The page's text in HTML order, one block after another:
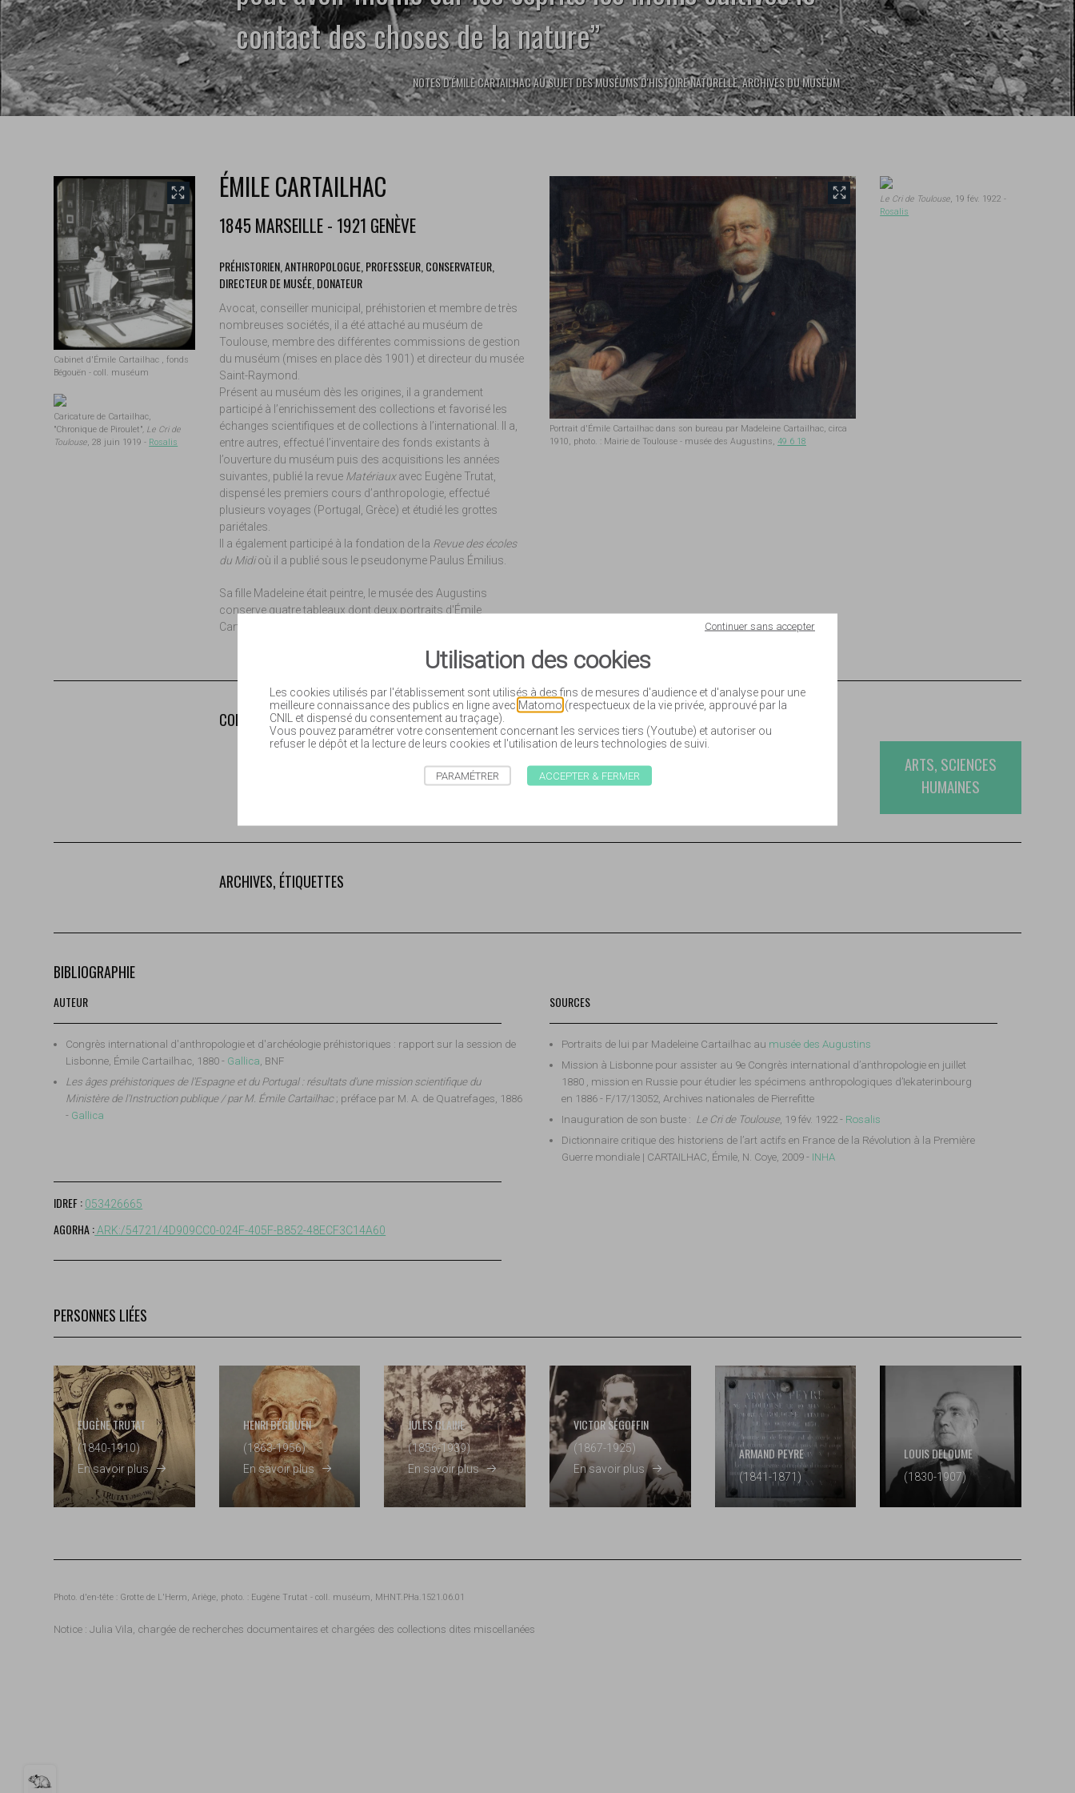
contact des choses de la nature’’
NOTES D'ÉMILE CARTAILHAC AU SUJET DES MUSÉUMS D'HISTOIRE NATURELLE, ARCHIVES DU MUSÉUM
front.tobii.full_size
Cabinet d'Émile Cartailhac , fonds
Bégouën - coll. muséum
Caricature de Cartailhac,
"Chronique de Piroulet", Le Cri de
Toulouse, 28 juin 1919 - Rosalis
ÉMILE CARTAILHAC
1845 MARSEILLE - 1921 GENÈVE
PRÉHISTORIEN, ANTHROPOLOGUE, PROFESSEUR, CONSERVATEUR,
DIRECTEUR DE MUSÉE, DONATEUR
Avocat, conseiller municipal, préhistorien et membre de très
nombreuses sociétés, il a été attaché au muséum de
Toulouse, membre des différentes commissions de gestion
du muséum (mises en place dès 1901) et directeur du musée
Saint-Raymond.
Présent au muséum dès les origines, il a grandement
participé à l’enrichissement des collections et favorisé les
échanges scientifiques et de collections à l’international. Il a,
entre autres, effectué l’inventaire des fonds existants à
l’ouverture du muséum puis des acquisitions les années
suivantes, publié la revue Matériauxavec Eugène Trutat,
dispensé les premiers cours d’anthropologie, effectué
plusieurs voyages (Portugal, Grèce) et étudié les grottes
pariétales.
Il a également participé à la fondation de la Revue des écoles
du Midioù il a publié sous le pseudonyme Paulus Émilius.
Sa fille Madeleine était peintre, le musée des Augustins
conserve quatre tableaux dont deux portraits d'Émile
Cartailhac.
front.tobii.full_size
Portrait d'Émile Cartailhac dans son bureau par Madeleine Cartailhac, circa
1910, photo. : Mairie de Toulouse - musée des Augustins, 49 6 18
Le Cri de Toulouse , 19 fév. 1922 -
Rosalis
COLLECTIONS LIÉES
ARTS, SCIENCES
HUMAINES
ARCHIVES, ÉTIQUETTES
BIBLIOGRAPHIE
AUTEUR
Congrès international d'anthropologie et d'archéologie préhistoriques : rapport sur la session de
Lisbonne, Émile Cartailhac, 1880 - Gallica , BNF
Les âges préhistoriques de l'Espagne et du Portugal : résultats d'une mission scientifique du
Ministère de l'Instruction publique / par M. Émile Cartailhac; préface par M. A. de Quatrefages, 1886
- Gallica
SOURCES
Portraits de lui par Madeleine Cartailhac au musée des Augustins
Mission à Lisbonne pour assister au 9e Congrès international d’anthropologie en juillet
1880 , mission en Russie pour étudier les spécimens anthropologiques d’Iekaterinbourg
en 1886 - F/17/13052, Archives nationales de Pierrefitte
Inauguration de son buste : Le Cri de Toulouse, 19 fév. 1922 - Rosalis
Dictionnaire critique des historiens de l’art actifs en France de la Révolution à la Première
Guerre mondiale | CARTAILHAC, Émile, N. Coye, 2009 - INHA
IDREF : 053426665
AGORHA :ARK:/54721/4D909CC0-024F-405F-B852-48ECF3C14A60
PERSONNES LIÉES
EUGÈNE TRUTAT
(1840-1910)
En savoir plus
HENRI BÉGOUËN
(1863-1956)
En savoir plus
JULES CLAINE
(1856-1939)
En savoir plus
VICTOR SÉGOFFIN
(1867-1925)
En savoir plus
ARMAND PEYRE
(1841-1871)
LOUIS DELOUME
(1830-1907)
Photo. d'en-tête : Grotte de L'Herm, Ariège, photo. : Eugène Trutat - coll. muséum, MHNT.PHa.1521.06.01
Notice : Julia Vila, chargée de recherches documentaires et chargées des collections dites miscellanées
Utilisation des cookies
Les cookies utilisés par l'établissement sont utilisés à des fins de mesures d'audience et d'analyse pour une
meilleure connaissance des publics en ligne avec Matomo (respectueux de la vie privée, approuvé par la
CNIL et dispensé du consentement au traçage).
Vous pouvez paramétrer votre consentement concernant les services tiers (Youtube) et autoriser ou
refuser le dépôt et la lecture de leurs cookies et l'utilisation de leurs technologies de suivi.
Continuer sans accepter
PARAMÉTRER ACCEPTER & FERMER